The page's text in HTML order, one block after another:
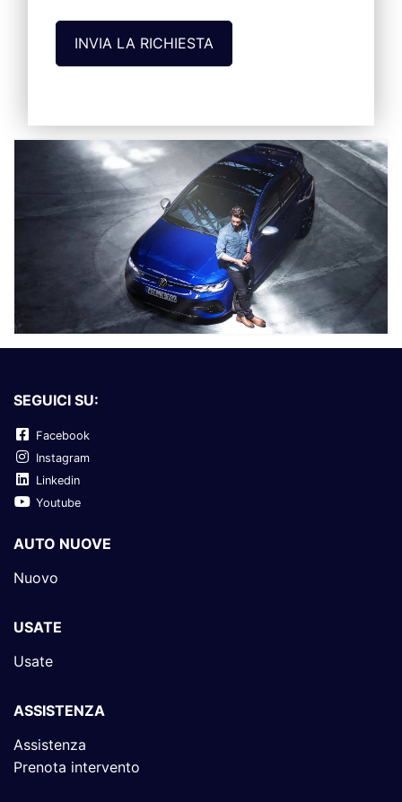
SEGUICI SU:
Facebook
Instagram
Linkedin
Youtube
AUTO NUOVE
Nuovo
USATE
Usate
ASSISTENZA
Assistenza
Prenota intervento